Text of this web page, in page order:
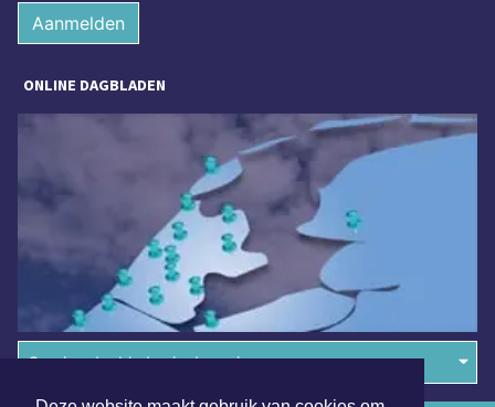
Aanmelden
ONLINE DAGBLADEN
Overige dagbladen in de regio